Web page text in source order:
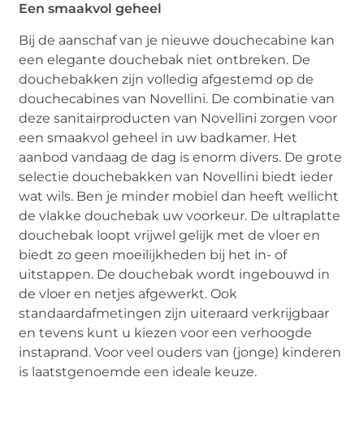
Een smaakvol geheel
Bij de aanschaf van je nieuwe douchecabine kan
een elegante douchebak niet ontbreken. De
douchebakken zijn volledig afgestemd op de
douchecabines van Novellini. De combinatie van
deze sanitairproducten van Novellini zorgen voor
een smaakvol geheel in uw badkamer. Het
aanbod vandaag de dag is enorm divers. De grote
selectie douchebakken van Novellini biedt ieder
wat wils. Ben je minder mobiel dan heeft wellicht
de vlakke douchebak uw voorkeur. De ultraplatte
douchebak loopt vrijwel gelijk met de vloer en
biedt zo geen moeilijkheden bij het in- of
uitstappen. De douchebak wordt ingebouwd in
de vloer en netjes afgewerkt. Ook
standaardafmetingen zijn uiteraard verkrijgbaar
en tevens kunt u kiezen voor een verhoogde
instaprand. Voor veel ouders van (jonge) kinderen
is laatstgenoemde een ideale keuze.